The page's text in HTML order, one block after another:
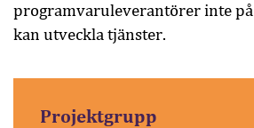
programvaruleverantörer inte
kan utveckla tjänster.
Projektgrupp